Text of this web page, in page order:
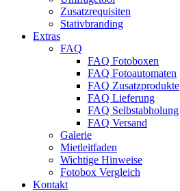
Zusatzrequisiten
Stativbranding
Extras
FAQ
FAQ Fotoboxen
FAQ Fotoautomaten
FAQ Zusatzprodukte
FAQ Lieferung
FAQ Selbstabholung
FAQ Versand
Galerie
Mietleitfaden
Wichtige Hinweise
Fotobox Vergleich
Kontakt